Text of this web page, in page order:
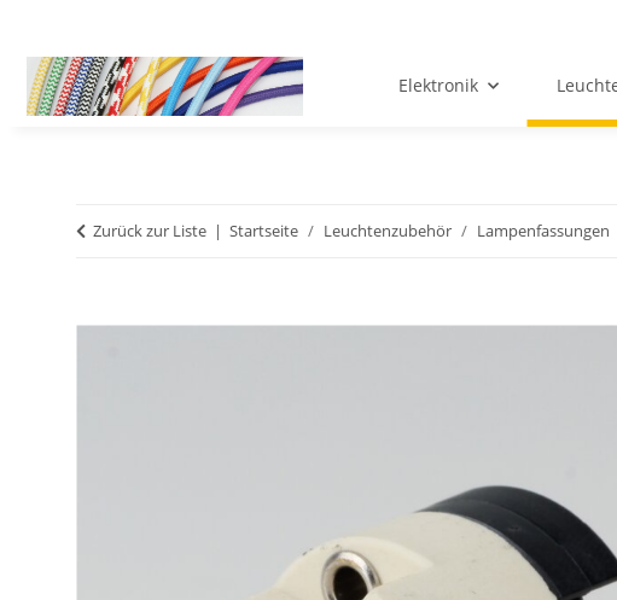
Elektronik
Zurück zur Liste Startseite Leuchtenzubehör Lampenfassungen